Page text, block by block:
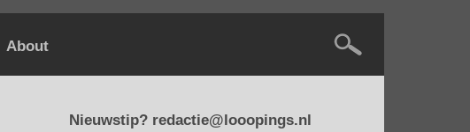
About
Nieuwstip? redactie@looopings.nl